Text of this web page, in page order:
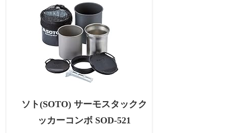
ソト(SOTO) サーモスタックク
ッカーコンボ SOD-521